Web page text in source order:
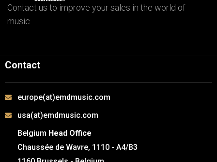
Contact us to improve your sales in the world of
music
Contact
europe(at)emdmusic.com
usa(at)emdmusic.com
Belgium Head Office
Chaussée de Wavre, 1110 - A4/B3